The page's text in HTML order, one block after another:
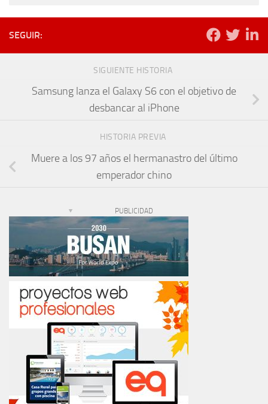
SEGUIR:
SIGUIENTE HISTORIA
Samsung lanza el Galaxy S6 con el objetivo de
desbancar al iPhone
HISTORIA PREVIA
Muere a los 97 años el hermanastro del último
emperador chino
PUBLICIDAD